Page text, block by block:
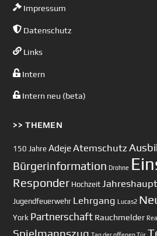
Impressum
Datenschutz
Links
Intern
Intern neu (beta)
>> THEMEN
150 Jahre AdejeAtemschutz
Bürgerinformation Drohne
Responder Hochzeit
Jugendfeuerwehr Lehrgang Lucas2
York Partnerschaft Rauchmelder
Spielmannszug